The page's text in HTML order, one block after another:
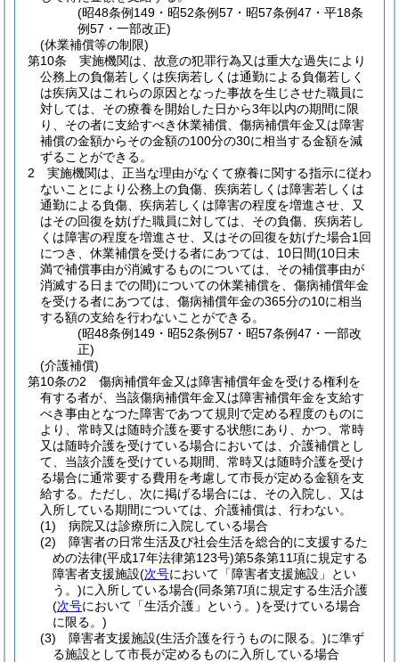
(昭48条例149・昭52条例57・昭57条例47・平18条
例57・一部改正)
(休業補償等の制限)
第10条
実施機関は、故意の犯罪行為又は重大な過失により
公務上の負傷若しくは疾病若しくは通勤による負傷若しく
は疾病又はこれらの原因となった事故を生じさせた職員に
対しては、その療養を開始した日から3年以内の期間に限
り、その者に支給すべき休業補償、傷病補償年金又は障害
補償の金額からその金額の100分の30に相当する金額を減
ずることができる。
2
実施機関は、正当な理由がなくて療養に関する指示に従わ
ないことにより公務上の負傷、疾病若しくは障害若しくは
通勤による負傷、疾病若しくは障害の程度を増進させ、又
はその回復を妨げた職員に対しては、その負傷、疾病若し
くは障害の程度を増進させ、又はその回復を妨げた場合1回
につき、休業補償を受ける者にあつては、10日間(10日未
満で補償事由が消滅するものについては、その補償事由が
消滅する日までの間)についての休業補償を、傷病補償年金
を受ける者にあつては、傷病補償年金の365分の10に相当
する額の支給を行わないことができる。
(昭48条例149・昭52条例57・昭57条例47・一部改
正)
(介護補償)
第10条の2
傷病補償年金又は障害補償年金を受ける権利を
有する者が、当該傷病補償年金又は障害補償年金を支給す
べき事由となつた障害であつて規則で定める程度のものに
より、常時又は随時介護を要する状態にあり、かつ、常時
又は随時介護を受けている場合においては、介護補償とし
て、当該介護を受けている期間、常時又は随時介護を受け
る場合に通常要する費用を考慮して市長が定める金額を支
給する。 ただし、次に掲げる場合には、その入院し、又は
入所している期間については、介護補償は、行わない。
(1)
病院又は診療所に入院している場合
(2)
障害者の日常生活及び社会生活を総合的に支援するた
めの法律(平成17年法律第123号)第5条第11項に規定する
障害者支援施設(次号において「障害者支援施設」とい
う。)に入所している場合(同条第7項に規定する生活介護
(次号において「生活介護」という。)を受けている場合
に限る。)
(3)
障害者支援施設(生活介護を行うものに限る。)に準ず
る施設として市長が定めるものに入所している場合